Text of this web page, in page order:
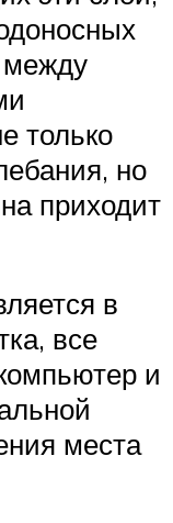
между
только
но
приходит
в
все
и
места